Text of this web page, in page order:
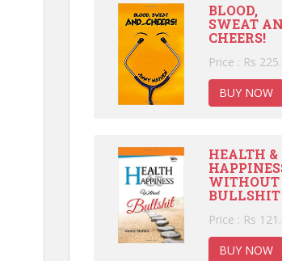
BLOOD,
SWEAT
CHEERS!
Price : Rs
BUY NOW
HEALTH &
WITHOUT
BULLSHIT
Price : Rs
BUY NOW